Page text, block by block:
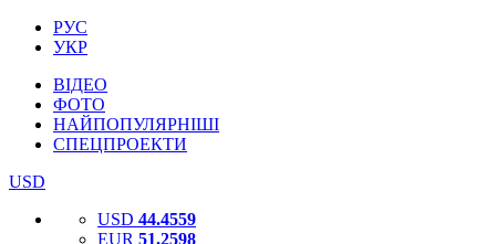
РУС
УКР
ВІДЕО
ФОТО
НАЙПОПУЛЯРНІШІ
СПЕЦПРОЕКТИ
USD
USD 44.4559
EUR 51.2598